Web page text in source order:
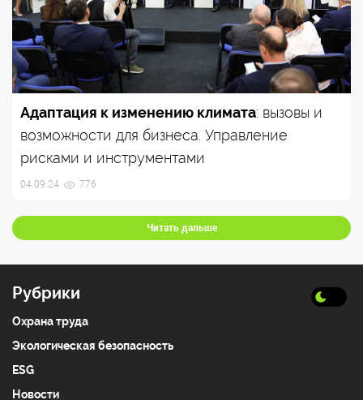
Адаптация к изменению климата: вызовы и
возможности для бизнеса. Управление
рисками и инструментами
04.09.24 776
Читать дальше
Рубрики
Охрана труда
Экологическая безопасность
ESG
Новости